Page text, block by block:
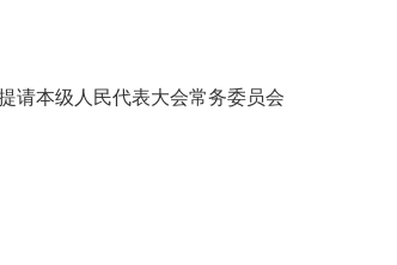
请本级人民代表大会常务委员会